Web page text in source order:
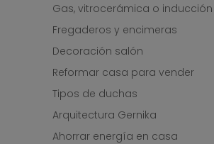
Gas, vitrocerámica o inducción
Fregaderos y encimeras
Decoración salón
Reformar casa para vender
Tipos de duchas
Arquitectura Gernika
Ahorrar energía en casa